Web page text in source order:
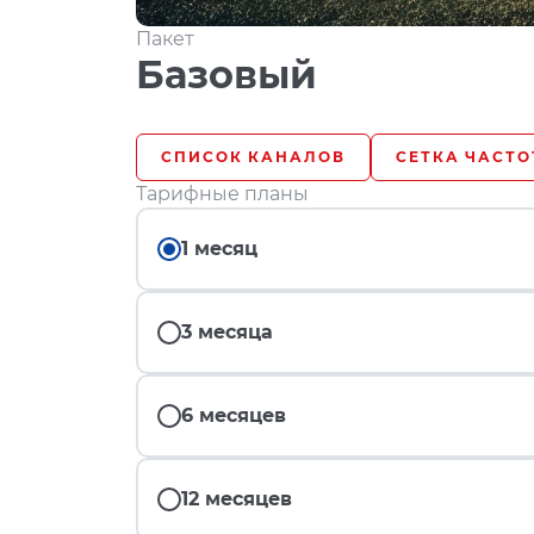
Пакет
Базовый
СПИСОК КАНАЛОВ СЕТКА
Тарифные планы
1 месяц
3 месяца
6 месяцев
12 месяцев